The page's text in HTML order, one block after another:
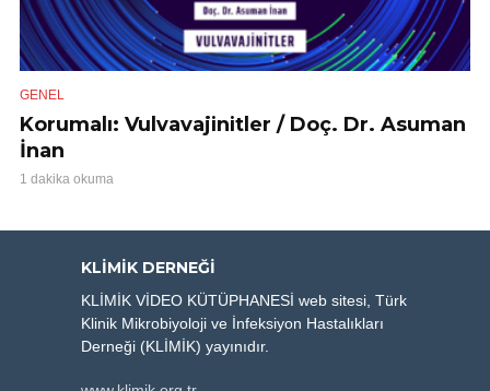
GENEL
Korumalı: Vulvavajinitler / Doç. Dr. Asuman
İnan
1 dakika okuma
KLIMIK DERNEĞI
KLİMİK VİDEO KÜTÜPHANESİ web sitesi, Türk
Klinik Mikrobiyoloji ve İnfeksiyon Hastalıkları
Derneği (KLİMİK) yayınıdır.